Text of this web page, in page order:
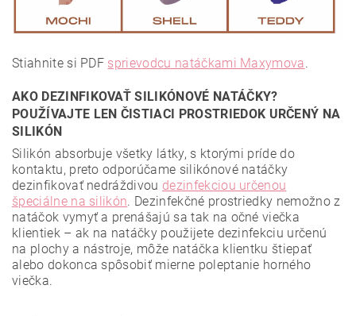
Stiahnite si PDF sprievodcu natáčkami Maxymova.
AKO DEZINFIKOVAŤ SILIKÓNOVÉ NATÁČKY?
POUŽÍVAJTE LEN ČISTIACI PROSTRIEDOK URČENÝ NA
SILIKÓN
Silikón absorbuje všetky látky, s ktorými príde do
kontaktu, preto odporúčame silikónové natáčky
dezinfikovať nedráždivou dezinfekciou určenou
špeciálne na silikón. Dezinfekčné prostriedky nemožno z
natáčok vymyť a prenášajú sa tak na očné viečka
klientiek – ak na natáčky použijete dezinfekciu určenú
na plochy a nástroje, môže natáčka klientku štiepať
alebo dokonca spôsobiť mierne poleptanie horného
viečka.